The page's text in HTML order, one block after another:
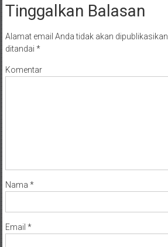
Tinggalkan Balasan
Alamat email Anda tidak akan dipublikasikan.
ditandai *
Komentar
Nama *
Email *